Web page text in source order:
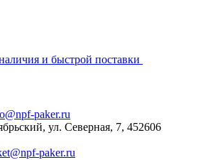
и быстрой поставки
paker.ru
ул. Северная, 7, 452606
paker.ru